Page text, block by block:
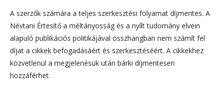
A szerzők számára a teljes szerkesztési folyamat díjmentes. A
Névtani Értesítő a méltányosság és a nyílt tudomány elvein
alapuló publikációs politikájával összhangban nem számít fel
díjat a cikkek befogadásáért és szerkesztéséért. A cikkekhez
közvetlenül a megjelenésük után bárki díjmentesen
hozzáférhet.